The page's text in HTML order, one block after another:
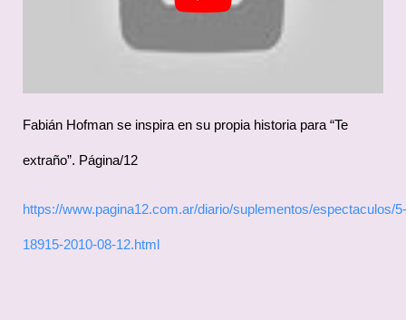
Fabián Hofman se inspira en su propia historia para “Te
extraño”. Página/12
https://www.pagina12.com.ar/diario/suplementos/espectaculos/5-
18915-2010-08-12.html